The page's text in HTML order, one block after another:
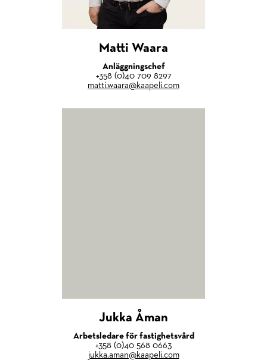
Matti Waara
Anläggningschef
+358 (0)40 709 8297
matti.waara@kaapeli.com
Jukka Åman
Arbetsledare för fastighetsvård
+358 (0)40 568 0663
jukka.aman@kaapeli.com